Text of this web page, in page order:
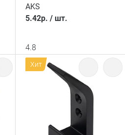
AKS
5.42р. / шт.
4.8
Хит